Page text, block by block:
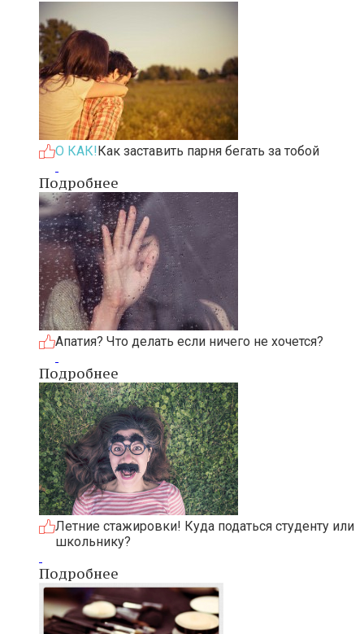
О КАК!Как заставить парня бегать за тобой
Подробнее
Апатия? Что делать если ничего не хочется?
Подробнее
Летние стажировки! Куда податься студенту или
школьнику?
Подробнее